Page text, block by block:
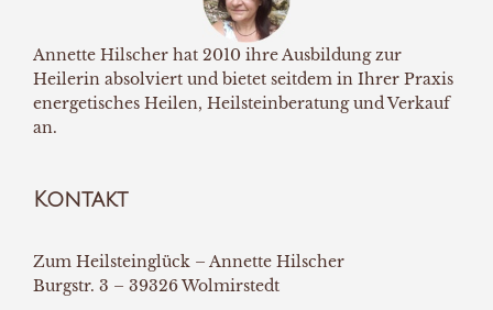
Annette Hilscher hat 2010 ihre Ausbildung zur
Heilerin absolviert und bietet seitdem in Ihrer Praxis
energetisches Heilen, Heilsteinberatung und Verkauf
an.
Kontakt
Zum Heilsteinglück – Annette Hilscher
Burgstr. 3 – 39326 Wolmirstedt